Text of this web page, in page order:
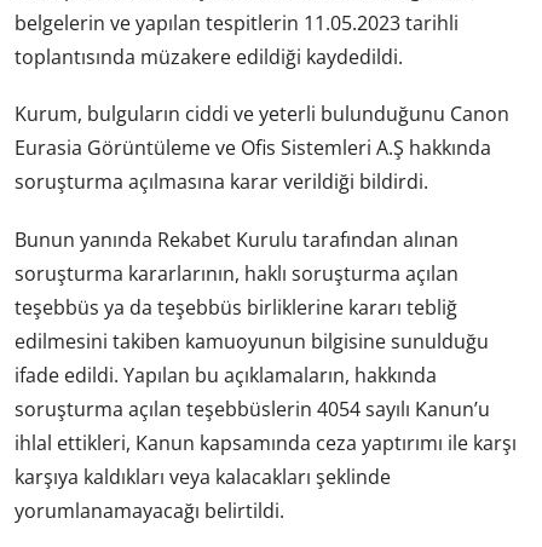
belgelerin ve yapılan tespitlerin 11.05.2023 tarihli
toplantısında müzakere edildiği kaydedildi.
Kurum, bulguların ciddi ve yeterli bulunduğunu Canon
Eurasia Görüntüleme ve Ofis Sistemleri A.Ş hakkında
soruşturma açılmasına karar verildiği bildirdi.
Bunun yanında Rekabet Kurulu tarafından alınan
soruşturma kararlarının, haklı soruşturma açılan
teşebbüs ya da teşebbüs birliklerine kararı tebliğ
edilmesini takiben kamuoyunun bilgisine sunulduğu
ifade edildi. Yapılan bu açıklamaların, hakkında
soruşturma açılan teşebbüslerin 4054 sayılı Kanun’u
ihlal ettikleri, Kanun kapsamında ceza yaptırımı ile karşı
karşıya kaldıkları veya kalacakları şeklinde
yorumlanamayacağı belirtildi.